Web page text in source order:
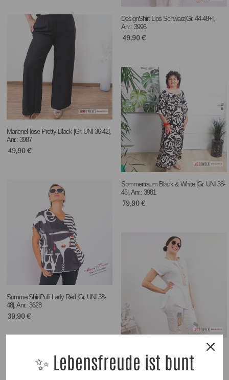
DesignShirt Lips Schwarz|Gr. 44-48+|,
Anr.: 3996
49,90€
MarleneHose Pretty Black |Gr. UNI 36-42|,
Anr.: 3987
49,90€
Sommertraum Black & White |Gr. UNI 38-
46|, Anr.: 3981
79,90€
SommerShirtPulli Lady Red |Gr. UNI 38-
48|, Anr.: 3628
39,90€
BlusenShirt Chiara White |Gr. UNI 36-42|,
Anr.: 3036
25,90
✨ Lebensfreude ist bunt